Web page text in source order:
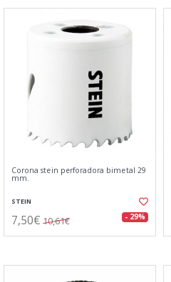
Corona stein perforadora bimetal 29
mm.
STEIN
7,50€ 10,61€ - 29%